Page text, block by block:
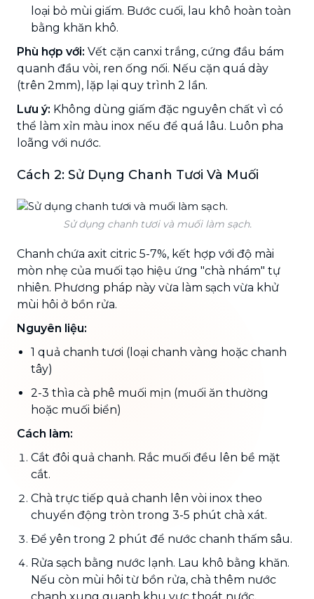
loại bỏ mùi giấm. Bước cuối, lau khô hoàn toàn
bằng khăn khô.
Phù hợp với: Vết cặn canxi trắng, cứng đầu bám
quanh đầu vòi, ren ống nối. Nếu cặn quá dày
(trên 2mm), lặp lại quy trình 2 lần.
Lưu ý: Không dùng giấm đặc nguyên chất vì có
thể làm xỉn màu inox nếu để quá lâu. Luôn pha
loãng với nước.
Cách 2: Sử Dụng Chanh Tươi Và Muối
Sử dụng chanh tươi và muối làm sạch.
Chanh chứa axit citric 5-7%, kết hợp với độ mài
mòn nhẹ của muối tạo hiệu ứng "chà nhám" tự
nhiên. Phương pháp này vừa làm sạch vừa khử
mùi hôi ở bồn rửa.
Nguyên liệu:
1 quả chanh tươi (loại chanh vàng hoặc chanh
tây)
2-3 thìa cà phê muối mịn (muối ăn thường
hoặc muối biển)
Cách làm:
Cắt đôi quả chanh. Rắc muối đều lên bề mặt
cắt.
Chà trực tiếp quả chanh lên vòi inox theo
chuyển động tròn trong 3-5 phút chà xát.
Để yên trong 2 phút để nước chanh thấm sâu.
Rửa sạch bằng nước lạnh. Lau khô bằng khăn.
Nếu còn mùi hôi từ bồn rửa, chà thêm nước
chanh xung quanh khu vực thoát nước.